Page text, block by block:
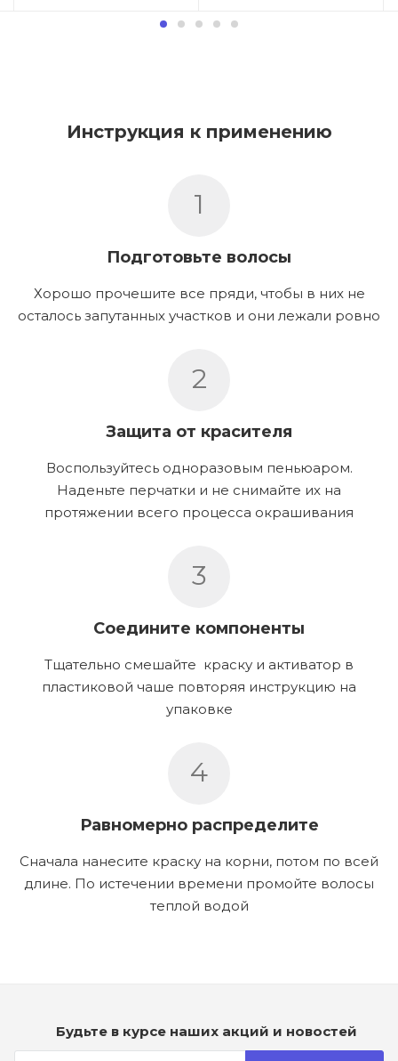
Инструкция к применению
1
Подготовьте волосы
Хорошо прочешите все пряди, чтобы в них не
осталось запутанных участков и они лежали ровно
2
Защита от красителя
Воспользуйтесь одноразовым пеньюаром.
Наденьте перчатки и не снимайте их на
протяжении всего процесса окрашивания
3
Соедините компоненты
Тщательно смешайте краску и активатор в
пластиковой чаше повторяя инструкцию на
упаковке
4
Равномерно распределите
Сначала нанесите краску на корни, потом по всей
длине. По истечении времени промойте волосы
теплой водой
Будьте в курсе наших акций и новостей